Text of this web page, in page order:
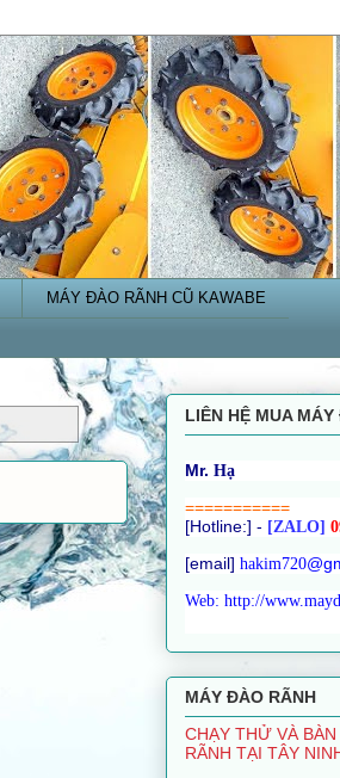
MÁY ĐÀO RÃNH CŨ KAWABE
LIÊN HỆ MUA
Mr. Hạ
===========
[Hotline:] - [ZALO]
[email] hakim720
Web: http://
MÁY ĐÀO RÃNH
CHẠY THỬ VÀ
RÃNH TẠI TÂY